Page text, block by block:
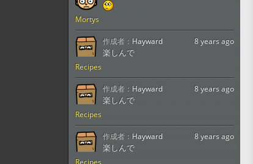
Mortys
Recipes
8 years ago
楽しんで
作成者： Hayward
Recipes
8 years ago
楽しんで
作成者： Hayward
Recipes
8 years ago
楽しんで
作成者： Hayward